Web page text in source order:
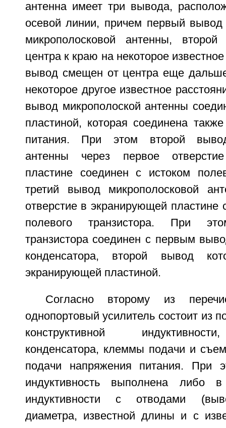
антенна имеет три вывода,
осевой линии, причем первый вывод
микрополосковой антенны,
центра к краю на некоторое
вывод смещен от центра еще
некоторое другое известное
вывод микрополоской антенны
пластиной, которая соединена
питания. При этом второй
антенны через первое
пластине соединен с истоком
третий вывод микрополосковой
отверстие в экранирующей пластине
полевого транзистора. При
транзистора соединен с первым
конденсатора, второй вывод
экранирующей пластиной.
Согласно второму из
однопортовый усилитель состоит из
конструктивной
конденсатора, клеммы подачи и
подачи напряжения питания. При
индуктивность выполнена либо
индуктивности с отводами
диаметра, известной длины и с